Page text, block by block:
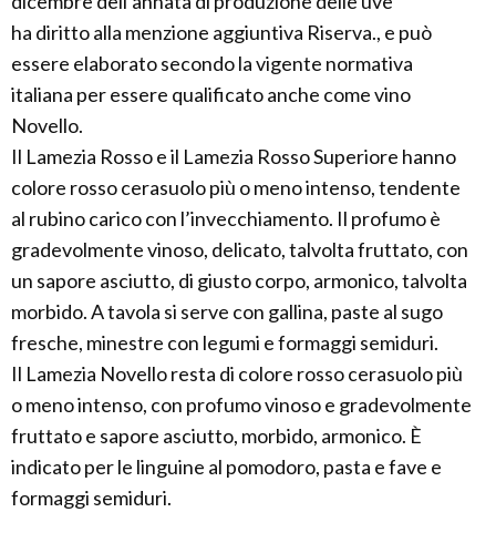
ha diritto alla menzione aggiuntiva Riserva., e può
essere elaborato secondo la vigente normativa
italiana per essere qualificato anche come vino
Novello.
Il Lamezia Rosso e il Lamezia Rosso Superiore hanno
colore rosso cerasuolo più o meno intenso, tendente
al rubino carico con l’invecchiamento. Il profumo è
gradevolmente vinoso, delicato, talvolta fruttato, con
un sapore asciutto, di giusto corpo, armonico, talvolta
morbido. A tavola si serve con gallina, paste al sugo
fresche, minestre con legumi e formaggi semiduri.
Il Lamezia Novello resta di colore rosso cerasuolo più
o meno intenso, con profumo vinoso e gradevolmente
fruttato e sapore asciutto, morbido, armonico. È
indicato per le linguine al pomodoro, pasta e fave e
formaggi semiduri.